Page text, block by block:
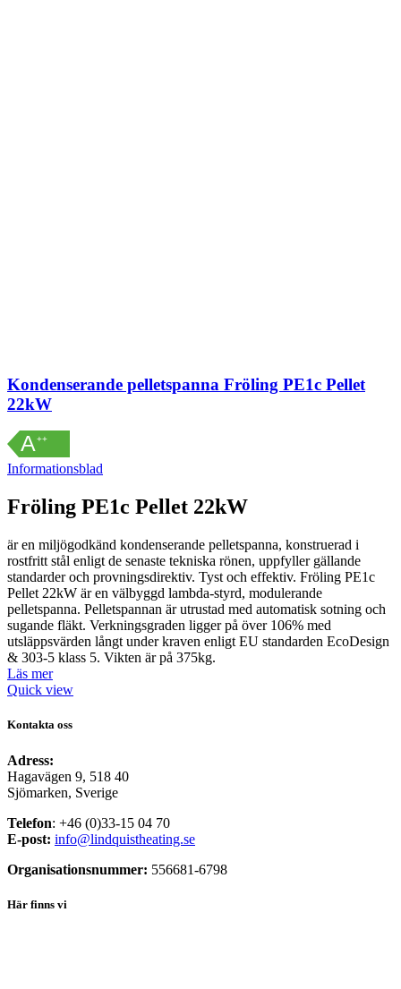
Kondenserande pelletspanna Fröling PE1c Pellet
22kW
A++
Informationsblad
Fröling PE1c Pellet 22kW
är en miljögodkänd kondenserande pelletspanna, konstruerad i
rostfritt stål enligt de senaste tekniska rönen, uppfyller gällande
standarder och provningsdirektiv. Tyst och effektiv. Fröling PE1c
Pellet 22kW är en välbyggd lambda-styrd, modulerande
pelletspanna. Pelletspannan är utrustad med automatisk sotning och
sugande fläkt. Verkningsgraden ligger på över 106% med
utsläppsvärden långt under kraven enligt EU standarden EcoDesign
& 303-5 klass 5. Vikten är på 375kg.
Läs mer
Quick view
Kontakta oss
Adress:
Hagavägen 9, 518 40
Sjömarken, Sverige
Telefon: +46 (0)33-15 04 70
E-post: info@lindquistheating.se
Organisationsnummer: 556681-6798
Här finns vi